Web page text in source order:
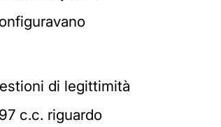
di legittimità
c.c. riguardo